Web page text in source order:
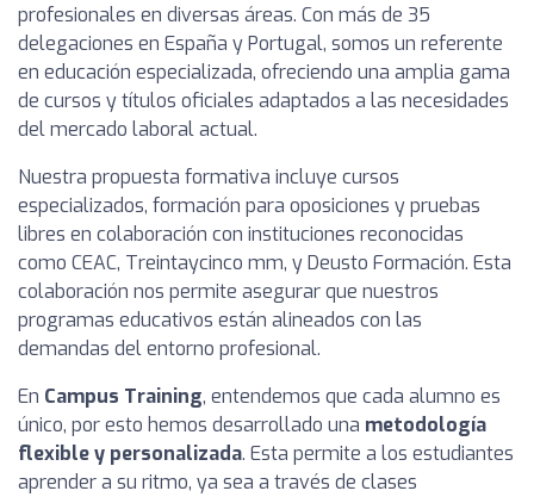
profesionales en diversas áreas. Con más de 35
delegaciones en España y Portugal, somos un referente
en educación especializada, ofreciendo una amplia gama
de cursos y títulos oficiales adaptados a las necesidades
del mercado laboral actual.
Nuestra propuesta formativa incluye cursos
especializados, formación para oposiciones y pruebas
libres en colaboración con instituciones reconocidas
como CEAC, Treintaycinco mm, y Deusto Formación. Esta
colaboración nos permite asegurar que nuestros
programas educativos están alineados con las
demandas del entorno profesional.
En Campus Training, entendemos que cada alumno es
único, por esto hemos desarrollado una metodología
flexible y personalizada. Esta permite a los estudiantes
aprender a su ritmo, ya sea a través de clases